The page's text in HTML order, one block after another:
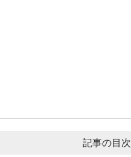
記事の目次